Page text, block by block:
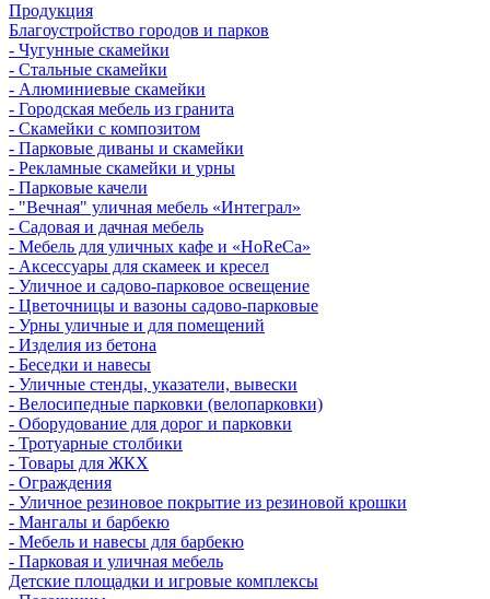
Продукция
Благоустройство городов и парков
- Чугунные скамейки
- Стальные скамейки
- Алюминиевые скамейки
- Городская мебель из гранита
- Скамейки с композитом
- Парковые диваны и скамейки
- Рекламные скамейки и урны
- Парковые качели
- "Вечная" уличная мебель «Интеграл»
- Садовая и дачная мебель
- Мебель для уличных кафе и «HoReCa»
- Аксессуары для скамеек и кресел
- Уличное и садово-парковое освещение
- Цветочницы и вазоны садово-парковые
- Урны уличные и для помещений
- Изделия из бетона
- Беседки и навесы
- Уличные стенды, указатели, вывески
- Велосипедные парковки (велопарковки)
- Оборудование для дорог и парковки
- Тротуарные столбики
- Товары для ЖКХ
- Ограждения
- Уличное резиновое покрытие из резиновой крошки
- Мангалы и барбекю
- Мебель и навесы для барбекю
- Парковая и уличная мебель
Детские площадки и игровые комплексы